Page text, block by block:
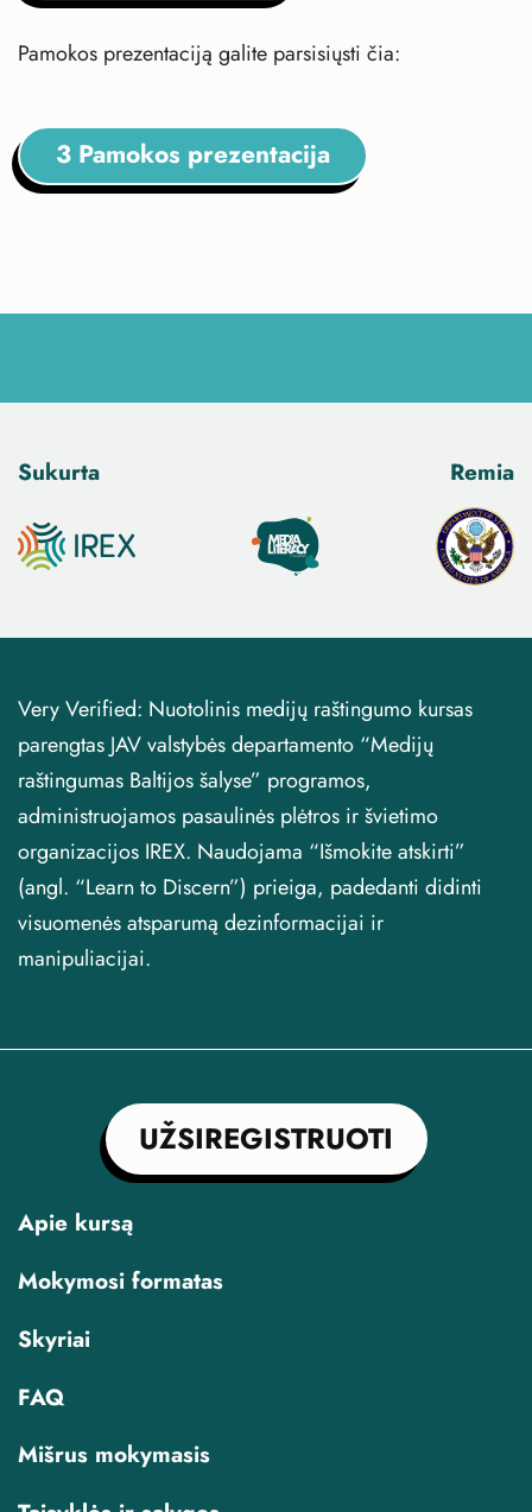
Pamokos prezentaciją galite parsisiųsti čia:
3 Pamokos prezentacija
Sukurta Remia
Very Verified: Nuotolinis medijų raštingumo kursas
parengtas JAV valstybės departamento “Medijų
raštingumas Baltijos šalyse” programos,
administruojamos pasaulinės plėtros ir švietimo
organizacijos IREX. Naudojama “Išmokite atskirti”
(angl. “Learn to Discern”) prieiga, padedanti didinti
visuomenės atsparumą dezinformacijai ir
manipuliacijai.
UŽSIREGISTRUOTI
Apie kursą
Mokymosi formatas
Skyriai
FAQ
Mišrus mokymasis